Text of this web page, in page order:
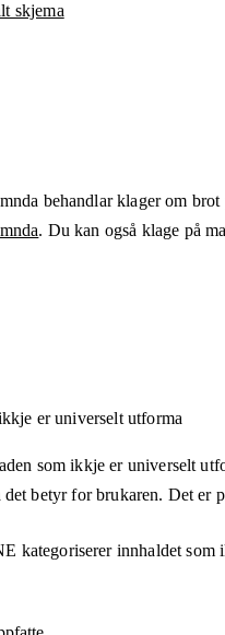
skjema
behandlar klager om
. Du kan også klage på
er universelt utforma
som ikkje er universelt
betyr for brukaren. Det er
kategoriserer innhaldet